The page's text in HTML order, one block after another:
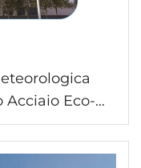
Acciaio Eco-
Struttura a